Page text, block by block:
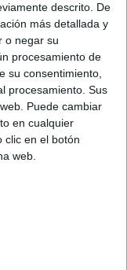
descrito. De
más detallada y
o negar su
procesamiento de
su consentimiento,
procesamiento. Sus
Puede cambiar
en cualquier
clic en el botón
web.
a
per
a concentrar-se